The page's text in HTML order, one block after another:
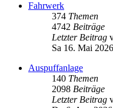
Fahrwerk
374 Themen
4742 Beiträge
Letzter Beitrag
Sa 16. Mai
Auspuffanlage
140 Themen
2098 Beiträge
Letzter Beitrag